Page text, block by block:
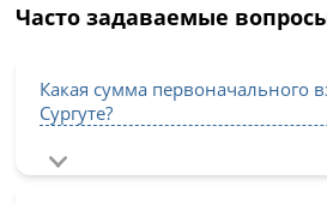
Часто задаваемые
Какая сумма первоначального
Сургуте?